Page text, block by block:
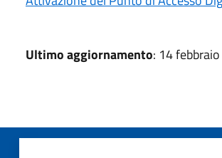
Ultimo aggiornamento: 14